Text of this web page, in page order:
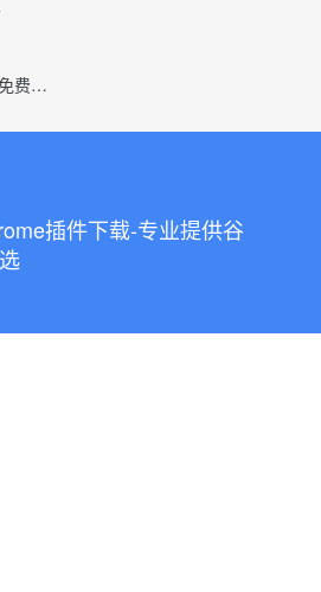
Adblock Plus – 免费的广告拦截器
插件下载-专业提供谷